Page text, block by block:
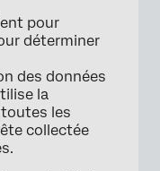
pour
déterminer
des données
la
les
collectée